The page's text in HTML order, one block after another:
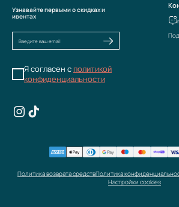
Узнавайте первыми о скидках и
ивентах
Я согласен с политикой
конфиденциальности
Политика возврата средствПолитика
Настройки cookies